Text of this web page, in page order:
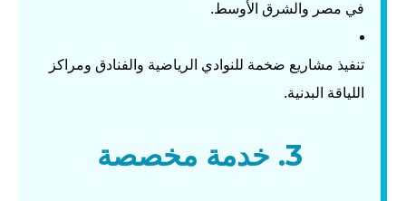
في مصر والشرق الأوسط.
تنفيذ مشاريع ضخمة للنوادي الرياضية والفنادق ومراكز
اللياقة البدنية.
3. خدمة مخصصة